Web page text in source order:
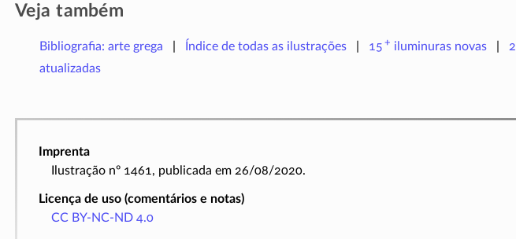
Veja também
Bibliografia: arte grega Índice de todas as ilustrações 15 + iluminurasnovas
atualizadas
Imprenta
Ilustração nº 1461, publicada em 26/08/2020.
Licença de uso (comentários e notas)
CC BY-NC-ND 4.0